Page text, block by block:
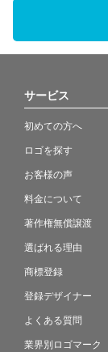
サービス
初めての方へ
ロゴを探す
お客様の声
料金について
著作権無償譲渡
選ばれる理由
商標登録
登録デザイナー
よくある質問
業界別ロゴマーク